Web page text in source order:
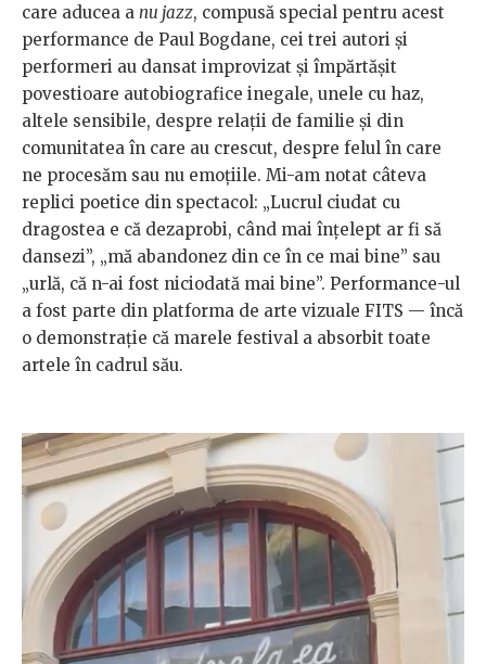
care aducea a nu jazz, compusă special pentru acest
performance de Paul Bogdane, cei trei autori și
performeri au dansat improvizat și împărtășit
povestioare autobiografice inegale, unele cu haz,
altele sensibile, despre relații de familie și din
comunitatea în care au crescut, despre felul în care
ne procesăm sau nu emoțiile. Mi-am notat câteva
replici poetice din spectacol: „Lucrul ciudat cu
dragostea e că dezaprobi, când mai înțelept ar fi să
dansezi”, „mă abandonez din ce în ce mai bine” sau
„urlă, că n-ai fost niciodată mai bine”. Performance-ul
a fost parte din platforma de arte vizuale FITS — încă
o demonstrație că marele festival a absorbit toate
artele în cadrul său.